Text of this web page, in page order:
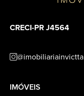
CRECI-PR J4564
@imobiliariainvictta
IMÓVEIS